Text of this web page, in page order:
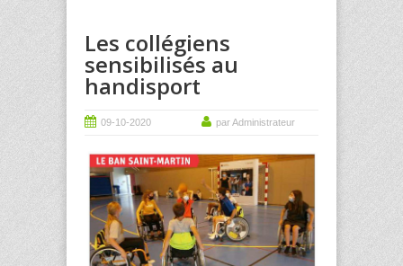
Les collégiens
sensibilisés au
handisport
09-10-2020 par Administrateur